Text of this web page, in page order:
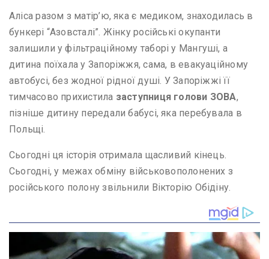
Аліса разом з матір’ю, яка є медиком, знаходилась в
бункері “Азовсталі”. Жінку російські окупанти
залишили у фільтраційному таборі у Мангуші, а
дитина поїхала у Запоріжжя, сама, в евакуаційному
автобусі, без жодної рідної душі. У Запоріжжі її
тимчасово прихистила заступниця голови ЗОВА,
пізніше дитину передали бабусі, яка перебувала в
Польщі.
Сьогодні ця історія отримала щасливий кінець.
Сьогодні, у межах обміну військовополонених з
російського полону звільнили Вікторію Обідіну.